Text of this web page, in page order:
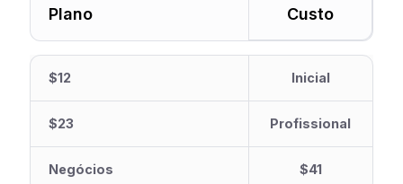
Plano Custo
$12 Inicial
$23 Profissional
Negócios $41